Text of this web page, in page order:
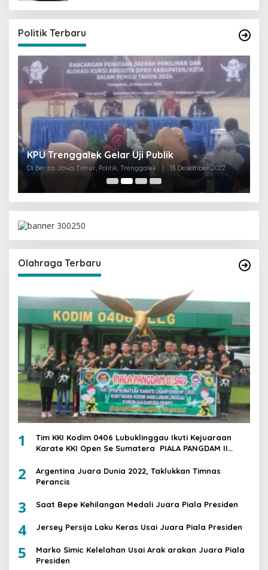
Politik Terbaru
KPU Trenggalek Gelar Uji Publik
Di Berita, Jawa Timur, Politik, Trenggalek | 13 Desember 2022
Olahraga Terbaru
1
Tim KKI Kodim 0406 Lubuklinggau Ikuti Kejuaraan
Karate KKI Open Se Sumatera PIALA PANGDAM II
2
Argentina Juara Dunia 2022, Taklukkan Timnas
Perancis
3 Saat Bepe Kehilangan Medali Juara Piala Presiden
4 Jersey Persija Laku Keras Usai Juara Piala Presiden
5
Marko Simic Kelelahan Usai Arak arakan Juara Piala
Presiden